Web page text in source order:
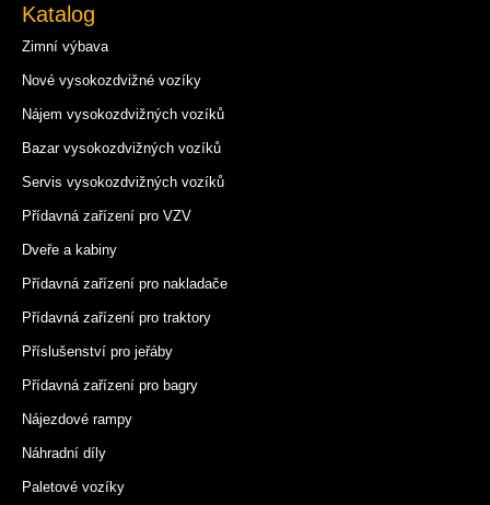
Katalog
Zimní výbava
Nové vysokozdvižné vozíky
Nájem vysokozdvižných vozíků
Bazar vysokozdvižných vozíků
Servis vysokozdvižných vozíků
Přídavná zařízení pro VZV
Dveře a kabiny
Přídavná zařízení pro nakladače
Přídavná zařízení pro traktory
Příslušenství pro jeřáby
Přídavná zařízení pro bagry
Nájezdové rampy
Náhradní díly
Paletové vozíky